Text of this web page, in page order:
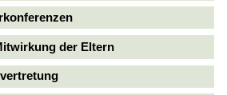
der Eltern